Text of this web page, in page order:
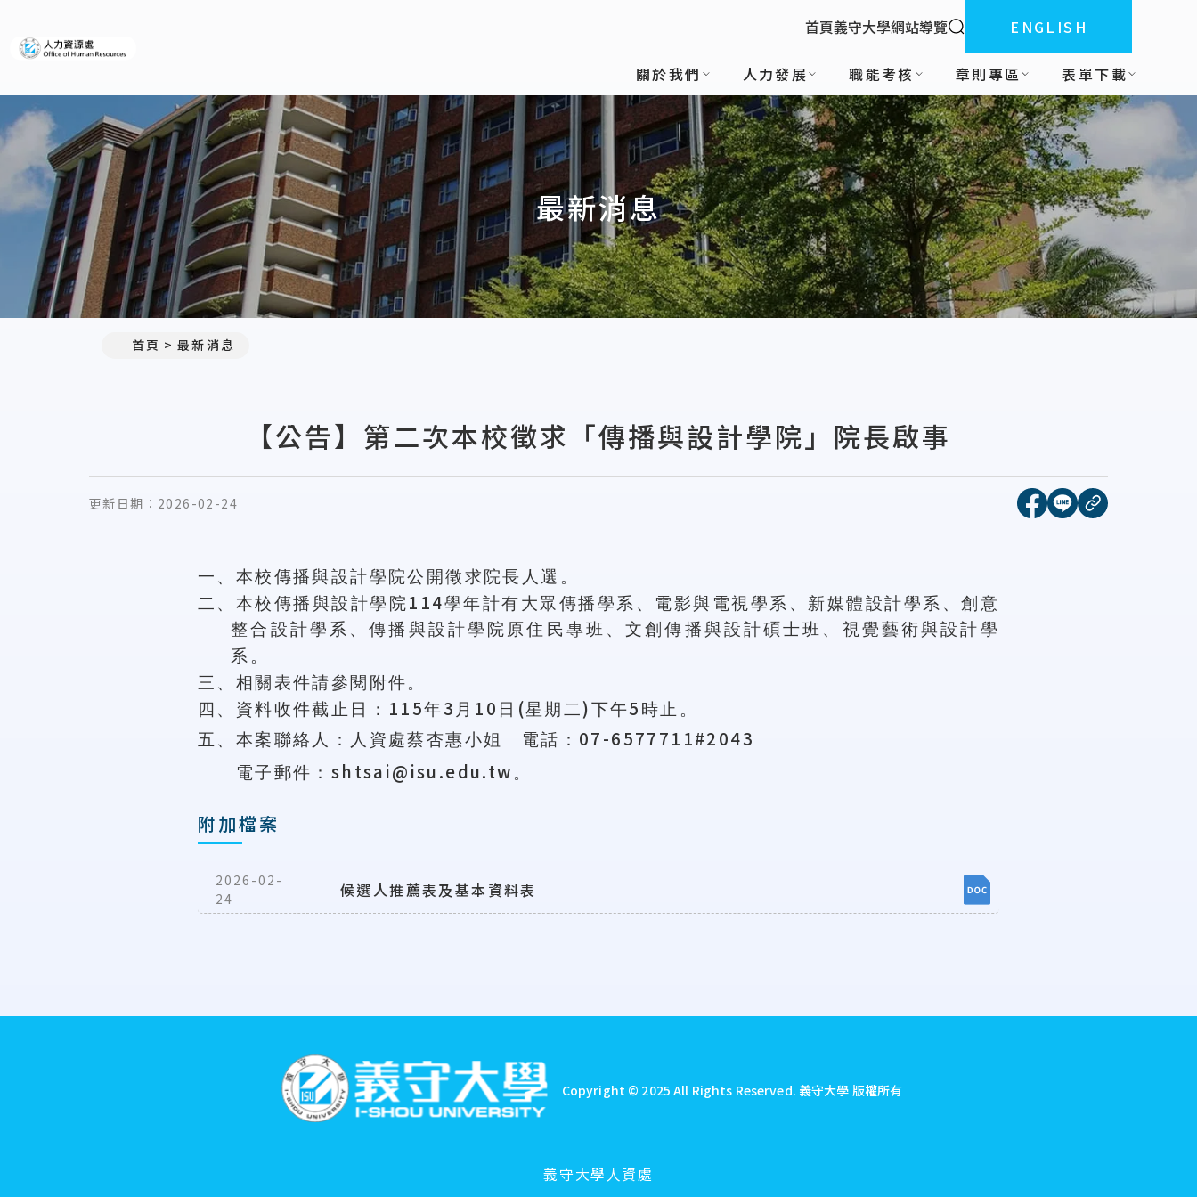
:::
首頁義守大學網站導覽 全站搜索ENGLISH
關於我們 人力發展 職能考核 章則專區 表單下載
最新消息
首頁 最新消息
【公告】第二次本校徵求「傳播與設計學院」院長啟事
更新日期： 2026-02-24 [另開新視窗]分享到
[另開新視窗]分享
複製連結
一、本校傳播與設計學院公開徵求院長人選。
二、本校傳播與設計學院114學年計有大眾傳播學系、電影與電視學系、新媒體設計學系、創意
整合設計學系、傳播與設計學院原住民專班、文創傳播與設計碩士班、視覺藝術與設計學
系 。
三、相關表件請參閱附件。
四、 資料收件截止日： 115年3 月 10 日 (星期二)下午5 時止。
五、 本案聯絡人：人資處蔡杏惠小姐 電話： 07-6577711#2043
電子郵件： shtsai@isu.edu.tw 。
附加檔案
2026-02-
24
候選人推薦表及基本資料表
Copyright © 2025 All Rights Reserved. 義守大學 版權所有
義守大學人資處